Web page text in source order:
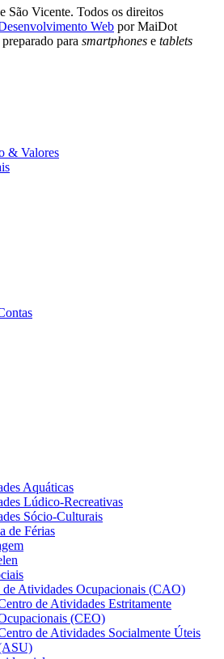
São Vicente. Todos os direitos
Web por MaiDot
para smartphones e tablets
& Valores
Aquáticas
Lúdico-Recreativas
Sócio-Culturais
de Férias
de Atividades Ocupacionais (CAO)
de Atividades Estritamente
(CEO)
de Atividades Socialmente Úteis